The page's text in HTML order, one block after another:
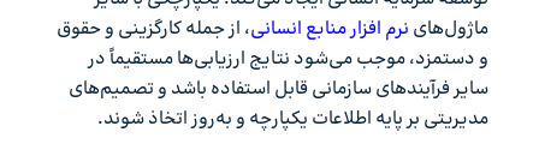
ماژول‌های نرم افزار منابع انسانی، از جمله کارگزینی و حقوق
و دستمزد، موجب می‌شود نتایج ارزیابی‌ها مستقیماً در
سایر فرآیندهای سازمانی قابل استفاده باشد و تصمیم‌های
مدیریتی بر پایه اطلاعات یکپارچه و به‌روز اتخاذ شوند.